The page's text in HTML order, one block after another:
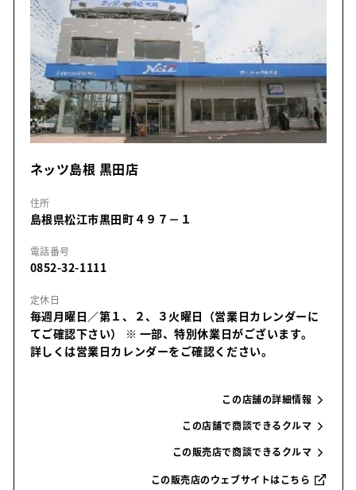
ネッツ島根 黒田店
住所
島根県松江市黒田町４９７－１
電話番号
0852-32-1111
定休日
毎週月曜日／第１、２、３火曜日（営業日カレンダーに
てご確認下さい）
※ 一部、特別休業日がございます。
詳しくは営業日カレンダーをご確認ください。
この店舗の詳細情報
この店舗で商談できるクルマ
この販売店で商談できるクルマ
この販売店のウェブサイトはこちら